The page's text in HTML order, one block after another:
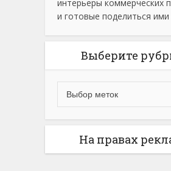
интерьеры коммерческих
и готовые поделиться ими
Выберите
На правах